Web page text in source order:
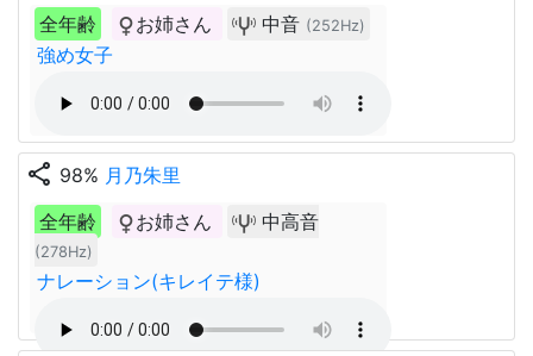
全年齢
お姉さん 中音 (252Hz)
強め女子
share 98% 月乃朱里
全年齢
お姉さん 中高音
(278Hz)
ナレーション(キレイテ様)